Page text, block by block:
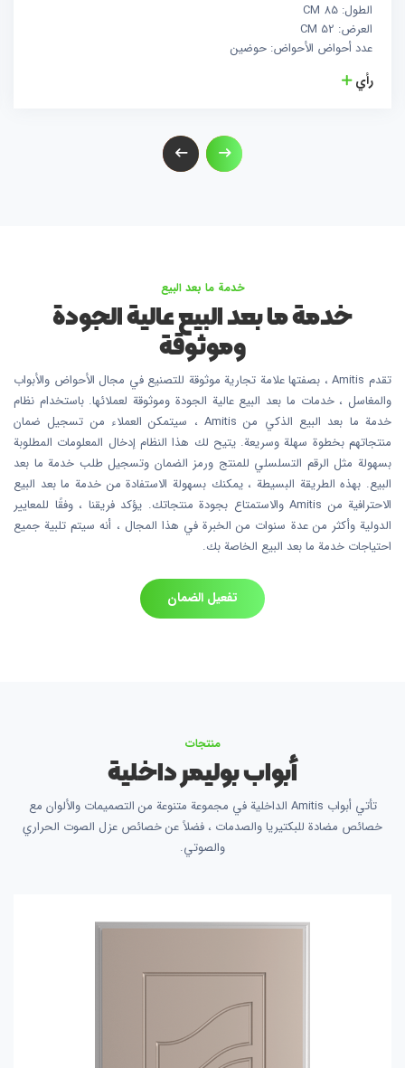
الطول: 85 CM
العرض: 52 CM
عدد أحواض الأحواض: حوضين
رأي
خدمة ما بعد البيع
خدمة ما بعد البيع عالية الجودة
وموثوقة
تقدم Amitis ، بصفتها علامة تجارية موثوقة للتصنيع في مجال الأحواض والأبواب
والمغاسل ، خدمات ما بعد البيع عالية الجودة وموثوقة لعملائها. باستخدام نظام
خدمة ما بعد البيع الذكي من Amitis ، سيتمكن العملاء من تسجيل ضمان
منتجاتهم بخطوة سهلة وسريعة. يتيح لك هذا النظام إدخال المعلومات المطلوبة
بسهولة مثل الرقم التسلسلي للمنتج ورمز الضمان وتسجيل طلب خدمة ما بعد
البيع. بهذه الطريقة البسيطة ، يمكنك بسهولة الاستفادة من خدمة ما بعد البيع
الاحترافية من Amitis والاستمتاع بجودة منتجاتك. يؤكد فريقنا ، وفقًا للمعايير
الدولية وأكثر من عدة سنوات من الخبرة في هذا المجال ، أنه سيتم تلبية جميع
احتياجات خدمة ما بعد البيع الخاصة بك.
تفعيل الضمان
منتجات
أبواب بوليمر داخلية
تأتي أبواب Amitis الداخلية في مجموعة متنوعة من التصميمات والألوان مع
خصائص مضادة للبكتيريا والصدمات ، فضلاً عن خصائص عزل الصوت الحراري
والصوتي.